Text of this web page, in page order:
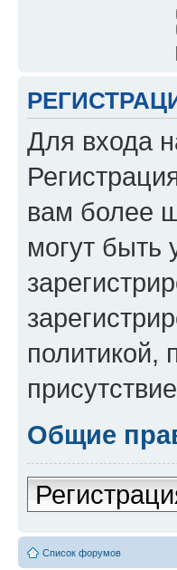
Для входа
вам более
могут быть
политикой,
Общие
Список форумов